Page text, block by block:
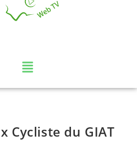
Cycliste du GIAT